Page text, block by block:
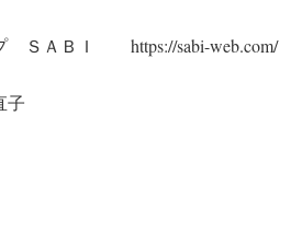
ＳＡＢＩ https://sabi-web.com/
子